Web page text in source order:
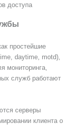
доступа
простейшие
daytime, motd),
мониторинга,
служб работают
серверы
клиента о